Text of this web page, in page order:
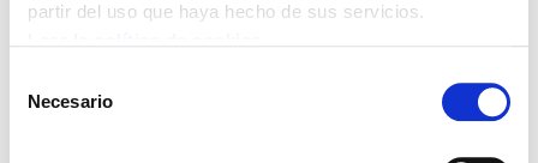
partir del uso que haya hecho de sus servicios.
Necesario
Telf. +34 94 403 77 99